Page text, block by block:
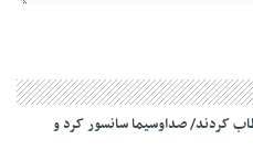
کردند/ صداوسیما سانسور کرد و